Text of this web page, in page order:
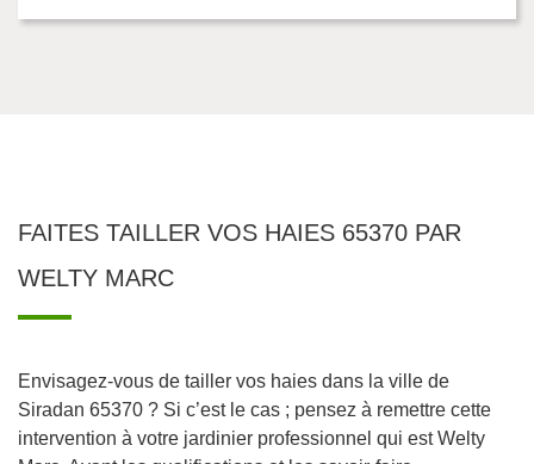
FAITES TAILLER VOS HAIES 65370 PAR
WELTY MARC
Envisagez-vous de tailler vos haies dans la ville de
Siradan 65370 ? Si c’est le cas ; pensez à remettre cette
intervention à votre jardinier professionnel qui est Welty